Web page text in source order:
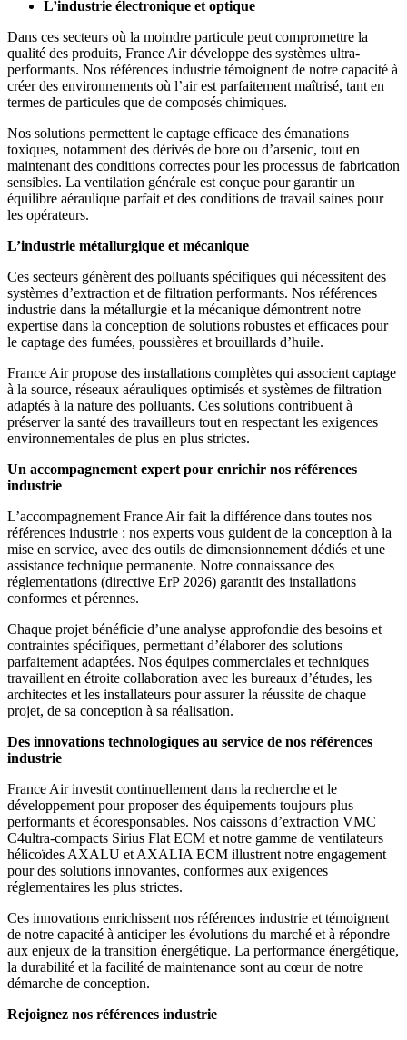
L’industrie électronique et optique
Dans ces secteurs où la moindre particule peut compromettre la
qualité des produits, France Air développe des systèmes ultra-
performants. Nos références industrie témoignent de notre capacité à
créer des environnements où l’air est parfaitement maîtrisé, tant en
termes de particules que de composés chimiques.
Nos solutions permettent le captage efficace des émanations
toxiques, notamment des dérivés de bore ou d’arsenic, tout en
maintenant des conditions correctes pour les processus de fabrication
sensibles. La ventilation générale est conçue pour garantir un
équilibre aéraulique parfait et des conditions de travail saines pour
les opérateurs.
L’industrie métallurgique et mécanique
Ces secteurs génèrent des polluants spécifiques qui nécessitent des
systèmes d’extraction et de filtration performants. Nos références
industrie dans la métallurgie et la mécanique démontrent notre
expertise dans la conception de solutions robustes et efficaces pour
le captage des fumées, poussières et brouillards d’huile.
France Air propose des installations complètes qui associent captage
à la source, réseaux aérauliques optimisés et systèmes de filtration
adaptés à la nature des polluants. Ces solutions contribuent à
préserver la santé des travailleurs tout en respectant les exigences
environnementales de plus en plus strictes.
Un accompagnement expert pour enrichir nos références
industrie
L’accompagnement France Air fait la différence dans toutes nos
références industrie : nos experts vous guident de la conception à la
mise en service, avec des outils de dimensionnement dédiés et une
assistance technique permanente. Notre connaissance des
réglementations (directive ErP 2026) garantit des installations
conformes et pérennes.
Chaque projet bénéficie d’une analyse approfondie des besoins et
contraintes spécifiques, permettant d’élaborer des solutions
parfaitement adaptées. Nos équipes commerciales et techniques
travaillent en étroite collaboration avec les bureaux d’études, les
architectes et les installateurs pour assurer la réussite de chaque
projet, de sa conception à sa réalisation.
Des innovations technologiques au service de nos références
industrie
France Air investit continuellement dans la recherche et le
développement pour proposer des équipements toujours plus
performants et écoresponsables. Nos caissons d’extraction VMC
C4ultra-compacts Sirius Flat ECM et notre gamme de ventilateurs
hélicoïdes AXALU et AXALIA ECM illustrent notre engagement
pour des solutions innovantes, conformes aux exigences
réglementaires les plus strictes.
Ces innovations enrichissent nos références industrie et témoignent
de notre capacité à anticiper les évolutions du marché et à répondre
aux enjeux de la transition énergétique. La performance énergétique,
la durabilité et la facilité de maintenance sont au cœur de notre
démarche de conception.
Rejoignez nos références industrie